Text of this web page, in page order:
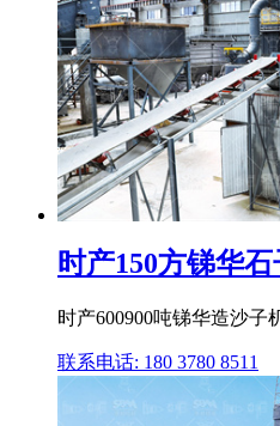
时产150方锑华
时产600900吨锑华造沙
联系电话: 180 3780 8511